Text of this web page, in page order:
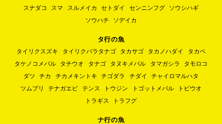
スナダコ
スマ スルメイカ セトダイ センニンフグ
ソウシハギ
ソウハチ
ソデイカ
タ行の魚
タイリクスズキ タイリクバラタナゴ タカサゴ タカノハダイ
タカベ
タケノコメバル
タチウオ タナゴ タヌキメバル タマガシラ
タモロコ
ダツ
チカ チカメキントキ チゴダラ チダイ
チャイロマルハタ
ツムブリ
テナガエビ テンス トウジン トゴットメバル
トビウオ
トラギス
トラフグ
ナ行の魚